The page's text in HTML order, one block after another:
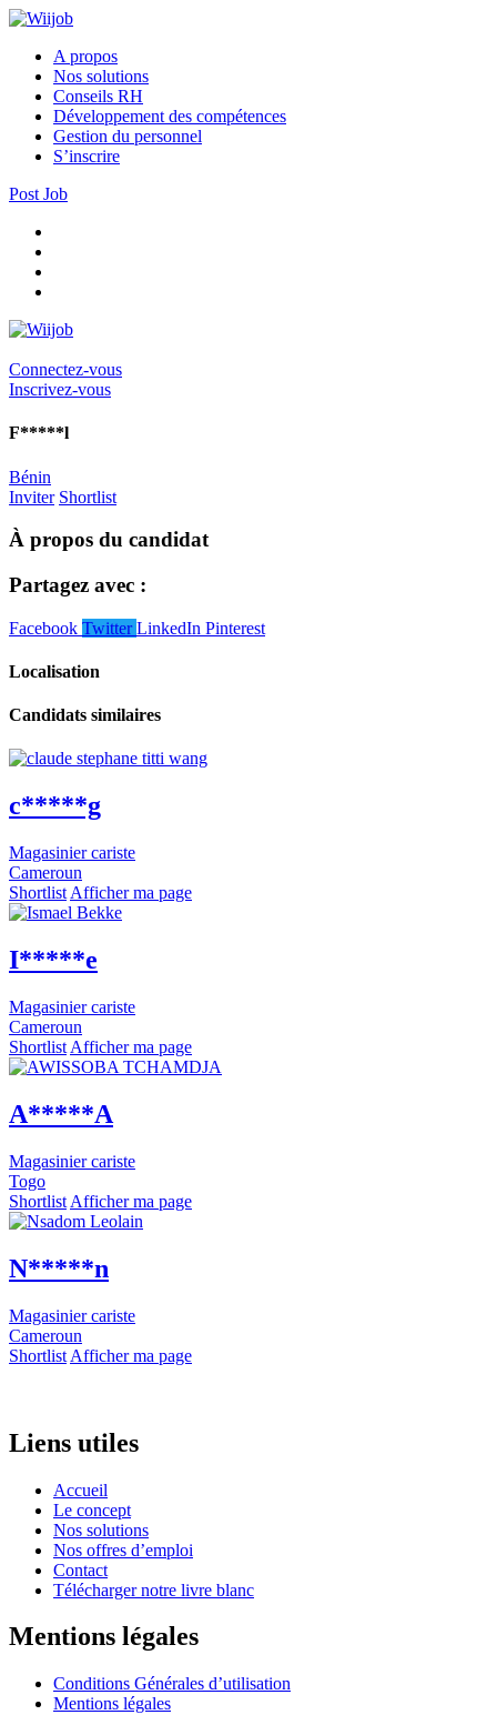
A propos
Nos solutions
Conseils RH
Développement des compétences
Gestion du personnel
S’inscrire
Post Job
Connectez-vous
Inscrivez-vous
F*****l
Bénin
Inviter Shortlist
À propos du candidat
Partagez avec :
Facebook TwitterLinkedIn Pinterest
Localisation
Candidats similaires
c*****g
Magasinier cariste
Cameroun
Shortlist Afficher ma page
I*****e
Magasinier cariste
Cameroun
Shortlist Afficher ma page
A*****A
Magasinier cariste
Togo
Shortlist Afficher ma page
N*****n
Magasinier cariste
Cameroun
Shortlist Afficher ma page
Liens utiles
Accueil
Le concept
Nos solutions
Nos offres d’emploi
Contact
Télécharger notre livre blanc
Mentions légales
Conditions Générales d’utilisation
Mentions légales